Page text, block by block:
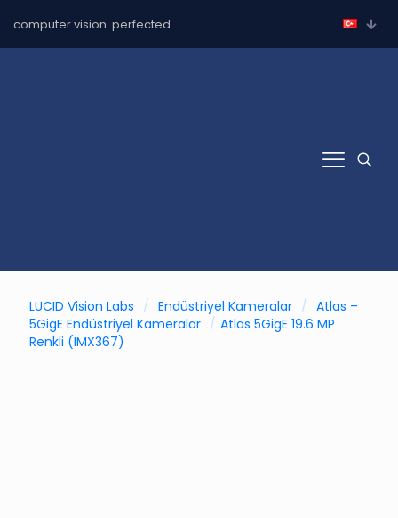
computer vision. perfected.
LUCID Vision Labs / Endüstriyel Kameralar / Atlas –
5GigE Endüstriyel Kameralar / Atlas 5GigE 19.6 MP
Renkli (IMX367)